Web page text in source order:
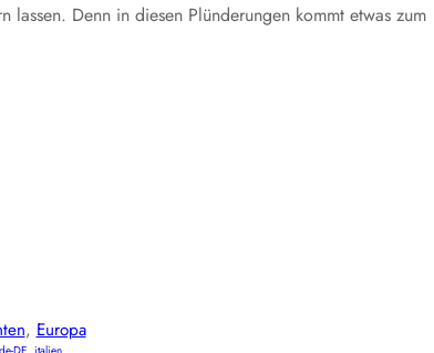
Denn in diesen Plünderungen kommt etwas zum
, Europa